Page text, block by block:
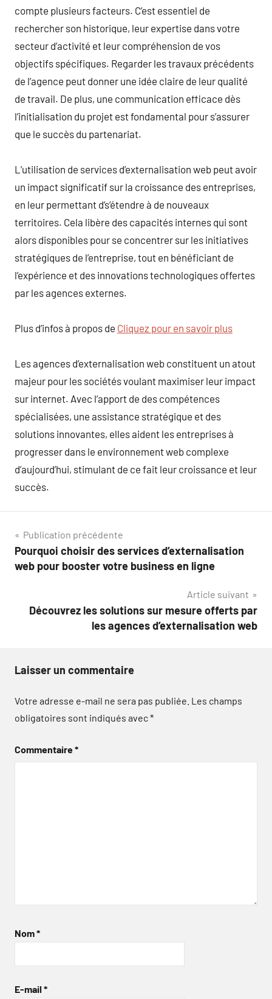
compte plusieurs facteurs. C’est essentiel de
rechercher son historique, leur expertise dans votre
secteur d’activité et leur compréhension de vos
objectifs spécifiques. Regarder les travaux précédents
de l’agence peut donner une idée claire de leur qualité
de travail. De plus, une communication efficace dès
l’initialisation du projet est fondamental pour s’assurer
que le succès du partenariat.
L’utilisation de services d’externalisation web peut avoir
un impact significatif sur la croissance des entreprises,
en leur permettant d’s’étendre à de nouveaux
territoires. Cela libère des capacités internes qui sont
alors disponibles pour se concentrer sur les initiatives
stratégiques de l’entreprise, tout en bénéficiant de
l’expérience et des innovations technologiques offertes
par les agences externes.
Plus d’infos à propos de Cliquez pour en savoir plus
Les agences d’externalisation web constituent un atout
majeur pour les sociétés voulant maximiser leur impact
sur internet. Avec l’apport de des compétences
spécialisées, une assistance stratégique et des
solutions innovantes, elles aident les entreprises à
progresser dans le environnement web complexe
d’aujourd’hui, stimulant de ce fait leur croissance et leur
succès.
Navigation
de
Publication précédente
Pourquoi choisir des services d’externalisation
web pour booster votre business en ligne
Article suivant
Découvrez les solutions sur mesure offerts par
les agences d’externalisation web
Laisser un commentaire
Votre adresse e-mail ne sera pas publiée. Les champs
obligatoires sont indiqués avec*
Commentaire*
Nom*
E-mail *